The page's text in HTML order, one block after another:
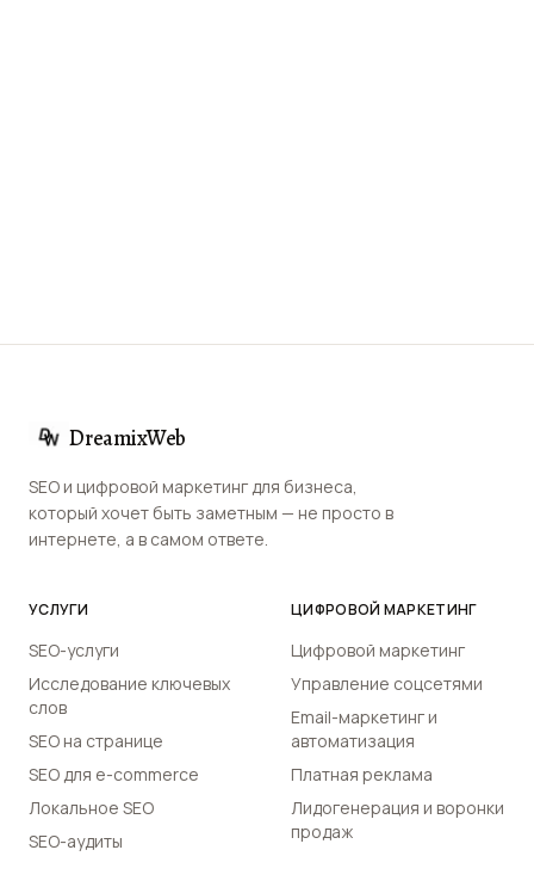
DreamixWeb
SEO и цифровой маркетинг для бизнеса,
который хочет быть заметным — не просто в
интернете, а в самом ответе.
УСЛУГИ
SEO-услуги
Исследование ключевых
слов
SEO на странице
SEO для e-commerce
Локальное SEO
SEO-аудиты
ЦИФРОВОЙ МАРКЕТИНГ
Цифровой маркетинг
Управление соцсетями
Email-маркетинг и
автоматизация
Платная реклама
Лидогенерация и воронки
продаж